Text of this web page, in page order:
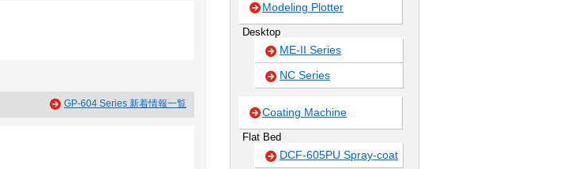
GP-604 Series 新着情報一覧
Modeling Plotter
Desktop
ME-II Series
NC Series
Coating Machine
Flat Bed
DCF-605PU Spray-coat